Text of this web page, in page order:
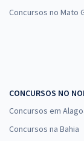
Concursos no Mato
CONCURSOS NO
Concursos em
Concursos na Bahia